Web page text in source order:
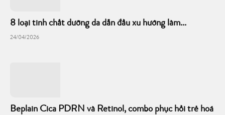
8 loại tinh chất dưỡng da dẫn đầu xu hướng làm...
24/04/2026
Beplain Cica PDRN và Retinol, combo phục hồi trẻ hoá